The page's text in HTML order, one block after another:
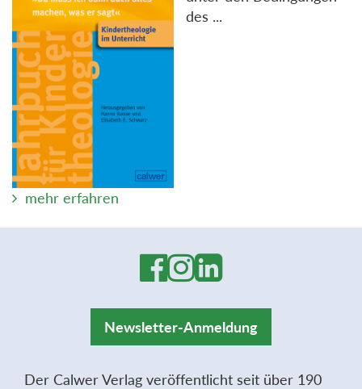
des ...
mehr erfahren
Newsletter-Anmeldung
Der Calwer Verlag veröffentlicht seit über 190